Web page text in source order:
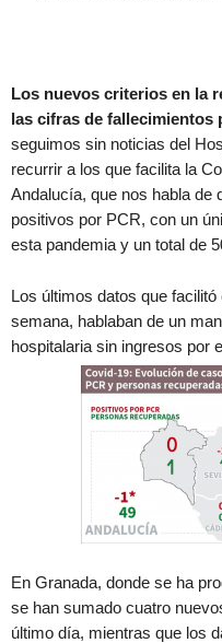
Los nuevos criterios en la
las cifras de fallecimientos
seguimos sin noticias del
recurrir a los que facilita la
Andalucía, que nos habla de
positivos por PCR, con un
esta pandemia y un total de
Los últimos datos que
semana, hablaban de un
hospitalaria sin ingresos por
En Granada, donde se ha
se han sumado cuatro
último día, mientras que los